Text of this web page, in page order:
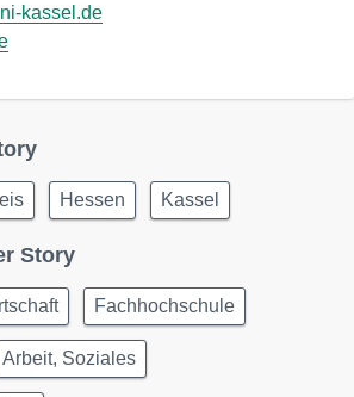
kassel.de
Hessen Kassel
Story
Fachhochschule
Arbeit, Soziales